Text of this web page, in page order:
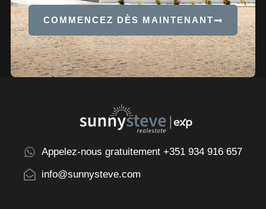
COMMENCEZ DÈS MAINTENANT
Appelez-nous gratuitement +351 934 916 657
info@sunnysteve.com